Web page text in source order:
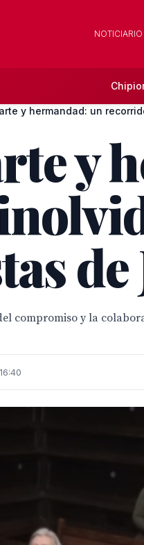
y hermandad: un
y
de
compromiso y la